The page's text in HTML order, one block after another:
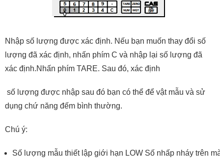
Nhập số lượng được xác định. Nếu bạn muốn thay đổi số
lượng đã xác định, nhấn phím C và nhập lại số lượng đã
xác định.Nhấn phím TARE. Sau đó, xác định
số lượng được nhập sau đó bạn có thể để vật mẫu và sử
dụng chứ năng đếm bình thường.
Chú ý:
Số lượng mẫu thiết lập giới hạn LOW Số nhấp nháy trên